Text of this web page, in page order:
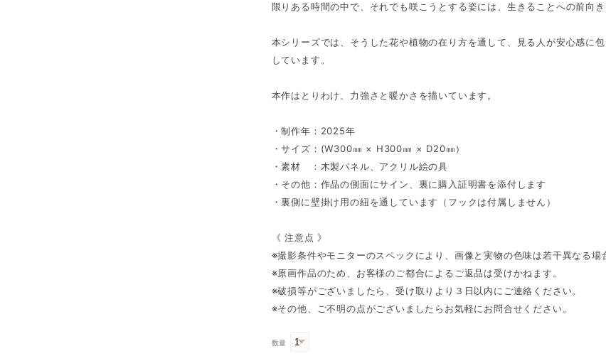
限りある時間の中で、それでも咲こうとする姿には、生きることへの前向き
本シリーズでは、そうした花や植物の在り方を通して、見る人が安心感に
しています。
本作はとりわけ、力強さと暖かさを描いています。
・制作年：2025年
・サイズ：(W300㎜ × H300㎜ × D20㎜）
・素材 ：木製パネル、アクリル絵の具
・その他：作品の側面にサイン、裏に購入証明書を添付します
・裏側に壁掛け用の紐を通しています（フックは付属しません）
《 注意点 》
※撮影条件やモニターのスペックにより、画像と実物の色味は若干異なる場
※原画作品のため、お客様のご都合によるご返品は受けかねます。
※破損等がございましたら、受け取りより３日以内にご連絡ください。
※その他、ご不明の点がございましたらお気軽にお問合せください。
数量